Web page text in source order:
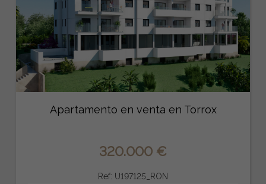
Apartamento en venta en Torrox
320.000 €
Ref: U197125_RON